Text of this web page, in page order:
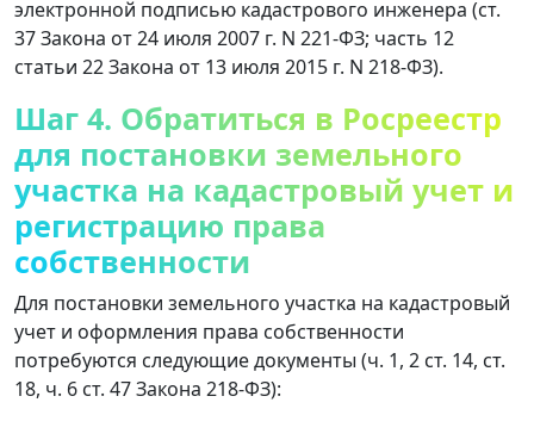
электронной подписью кадастрового инженера (ст.
37 Закона от 24 июля 2007 г. N 221-ФЗ; часть 12
статьи 22 Закона от 13 июля 2015 г. N 218-ФЗ).
Шаг 4. Обратиться в Росреестр
для постановки земельного
участка на кадастровый учет и
регистрацию права
собственности
Для постановки земельного участка на кадастровый
учет и оформления права собственности
потребуются следующие документы (ч. 1, 2 ст. 14, ст.
18, ч. 6 ст. 47 Закона 218-ФЗ):